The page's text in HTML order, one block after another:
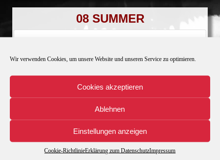
Wir verwenden Cookies, um unsere Website und unseren Service zu optimieren.
Cookies akzeptieren
Ablehnen
Einstellungen anzeigen
Cookie-RichtlinieErklärung zum DatenschutzImpressum
08 SUMMER
Download
Datei-Anzahl 1
Erstellungsdatum